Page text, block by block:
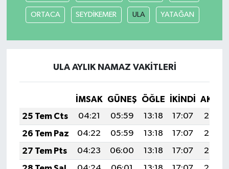
ORTACA SEYDİKEMER ULA YATAĞAN
ULA AYLIK NAMAZ VAKITLERI
İMSAK GÜNEŞ ÖĞLE İKINDI
25 Tem Cts
04:21 05:59 13:18 17:07
20:27
26 Tem Paz
04:22 05:59 13:18 17:07
20:27
27 Tem Pts
04:23 06:00 13:18 17:07
20:26